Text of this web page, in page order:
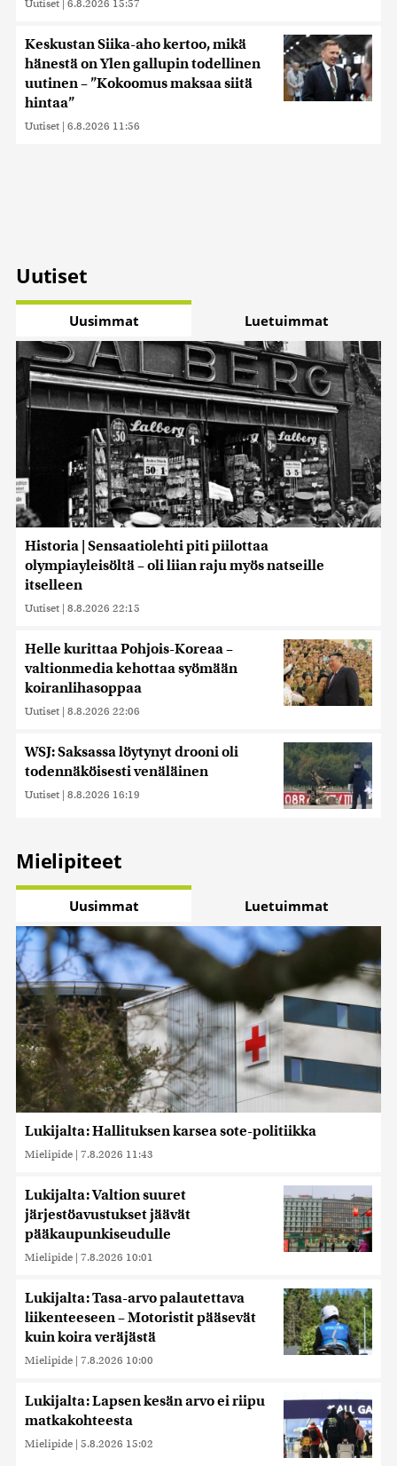
Uutiset 6.8.2026 15:57
Keskustan Siika-aho kertoo, mikä
hänestä on Ylen gallupin todellinen
uutinen – ”Kokoomus maksaa siitä
hintaa”
Uutiset | 6.8.2026 11:56
Uutiset
Uusimmat Luetuimmat
Historia | Sensaatiolehti piti piilottaa
olympiayleisöltä – oli liian raju myös natseille
itselleen
Uutiset | 8.8.2026 22:15
Helle kurittaa Pohjois-Koreaa –
valtionmedia kehottaa syömään
koiranlihasoppaa
Uutiset | 8.8.2026 22:06
WSJ: Saksassa löytynyt drooni oli
todennäköisesti venäläinen
Uutiset | 8.8.2026 16:19
Mielipiteet
Uusimmat Luetuimmat
Lukijalta: Hallituksen karsea sote-politiikka
Mielipide | 7.8.2026 11:43
Lukijalta: Valtion suuret
järjestöavustukset jäävät
pääkaupunkiseudulle
Mielipide | 7.8.2026 10:01
Lukijalta: Tasa-arvo palautettava
liikenteeseen – Motoristit pääsevät
kuin koira veräjästä
Mielipide | 7.8.2026 10:00
Lukijalta: Lapsen kesän arvo ei riipu
matkakohteesta
Mielipide | 5.8.2026 15:02